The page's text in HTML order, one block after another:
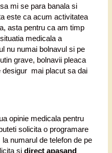
mi se para banala si
este ca acum activitatea
asta pentru ca am timp
medicala a
nu numai bolnavul si pe
grave, bolnavii pleaca
mai placut sa dai
opinie medicala pentru
solicita o programare
numarul de telefon de pe
si direct apasand